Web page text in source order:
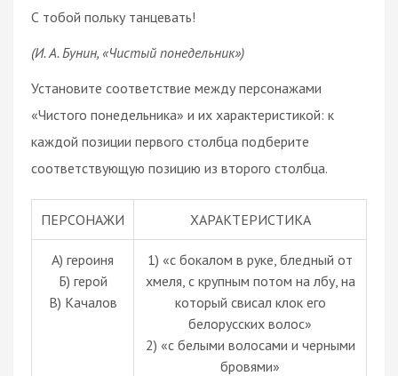
С тобой польку танцевать!
(И. А. Бунин, «Чистый понедельник»)
Установите соответствие между персонажами
«Чистого понедельника» и их характеристикой: к
каждой позиции первого столбца подберите
соответствующую позицию из второго столбца.
ПЕРСОНАЖИ ХАРАКТЕРИСТИКА
А) героиня
Б) герой
В) Качалов
1) «с бокалом в руке, бледный от
хмеля, с крупным потом на лбу, на
который свисал клок его
белорусских волос»
2) «с белыми волосами и черными
бровями»